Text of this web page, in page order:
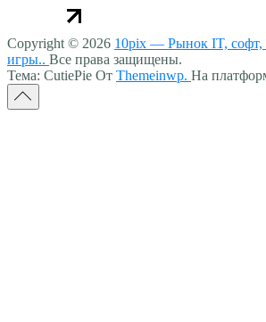
Copyright © 2026 10pix — Рынок IT, софт,
игры.. Все права защищены.
Тема: CutiePie От Themeinwp. На